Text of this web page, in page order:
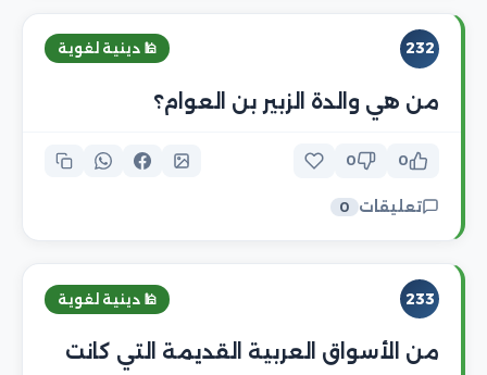
232 🕌 دينية لغوية
من هي والدة الزبير بن العوام؟
0
0
تعليقات 0
233 🕌 دينية لغوية
من الأسواق العربية القديمة التي كانت